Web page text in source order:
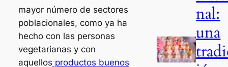
mayor número de sectores
poblacionales, como ya ha
hecho con las personas
vegetarianas y con
aquellos productos buenos
nal:
una